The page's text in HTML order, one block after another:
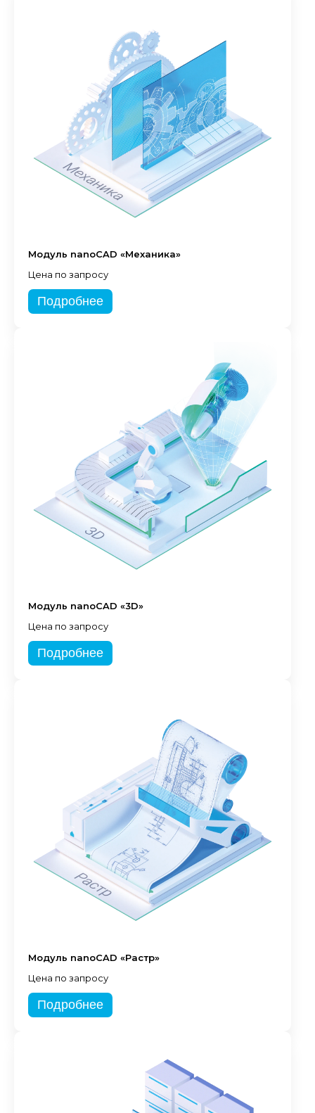
Модуль nanoCAD «Механика»
Цена по запросу
Подробнее
Модуль nanoCAD «3D»
Цена по запросу
Подробнее
Модуль nanoCAD «Растр»
Цена по запросу
Подробнее